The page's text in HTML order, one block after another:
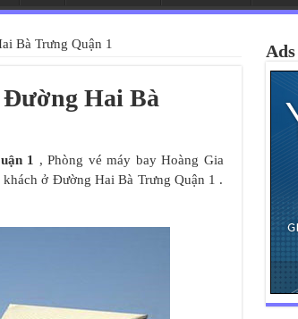
Bà Trưng Quận 1
Hai Bà
1
, Phòng vé máy bay Hoàng Gia
ở Đường Hai Bà Trưng Quận 1 .